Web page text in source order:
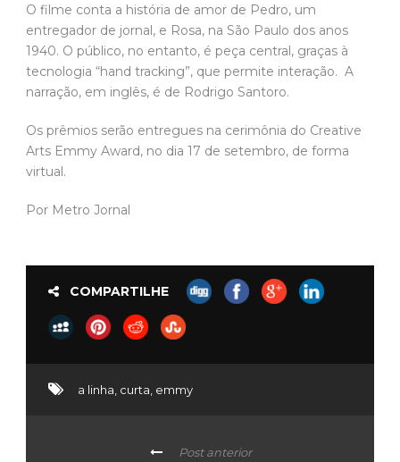
O filme conta a história de amor de Pedro, um
entregador de jornal, e Rosa, na São Paulo dos anos
1940. O público, no entanto, é peça central, graças à
tecnologia “hand tracking”, que permite interação. A
narração, em inglês, é de Rodrigo Santoro.
Os prêmios serão entregues na cerimônia do Creative
Arts Emmy Award, no dia 17 de setembro, de forma
virtual.
Por Metro Jornal
COMPARTILHE
a linha curta emmy
Post anterior